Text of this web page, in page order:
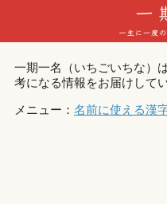
一期一名（いちごいちな）
考になる情報をお届けして
メニュー： 名前に使える漢